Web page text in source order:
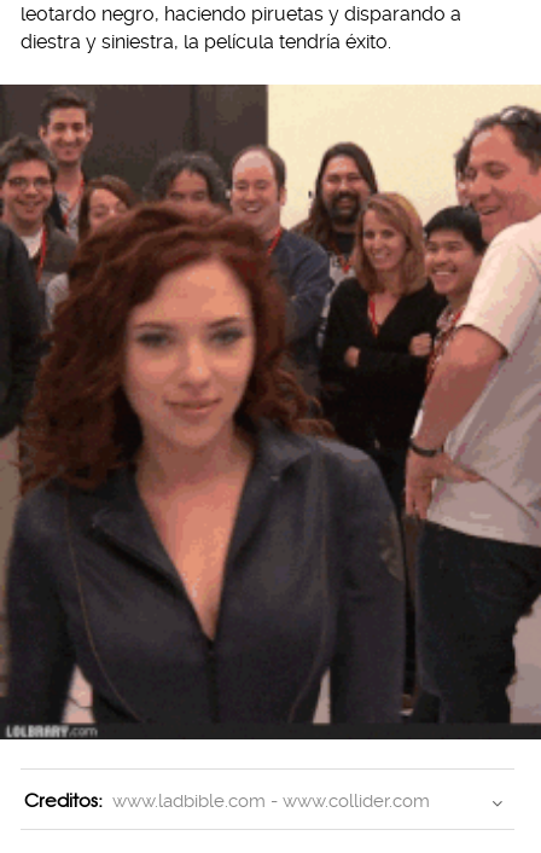
leotardo negro, haciendo piruetas y disparando a
diestra y siniestra, la película tendría éxito.
Creditos: www.ladbible.com - www.collider.com